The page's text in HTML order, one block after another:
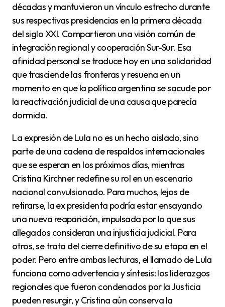
décadas y mantuvieron un vínculo estrecho durante
sus respectivas presidencias en la primera década
del siglo XXI. Compartieron una visión común de
integración regional y cooperación Sur-Sur. Esa
afinidad personal se traduce hoy en una solidaridad
que trasciende las fronteras y resuena en un
momento en que la política argentina se sacude por
la reactivación judicial de una causa que parecía
dormida.
La expresión de Lula no es un hecho aislado, sino
parte de una cadena de respaldos internacionales
que se esperan en los próximos días, mientras
Cristina Kirchner redefine su rol en un escenario
nacional convulsionado. Para muchos, lejos de
retirarse, la ex presidenta podría estar ensayando
una nueva reaparición, impulsada por lo que sus
allegados consideran una injusticia judicial. Para
otros, se trata del cierre definitivo de su etapa en el
poder. Pero entre ambas lecturas, el llamado de Lula
funciona como advertencia y síntesis: los liderazgos
regionales que fueron condenados por la Justicia
pueden resurgir, y Cristina aún conserva la